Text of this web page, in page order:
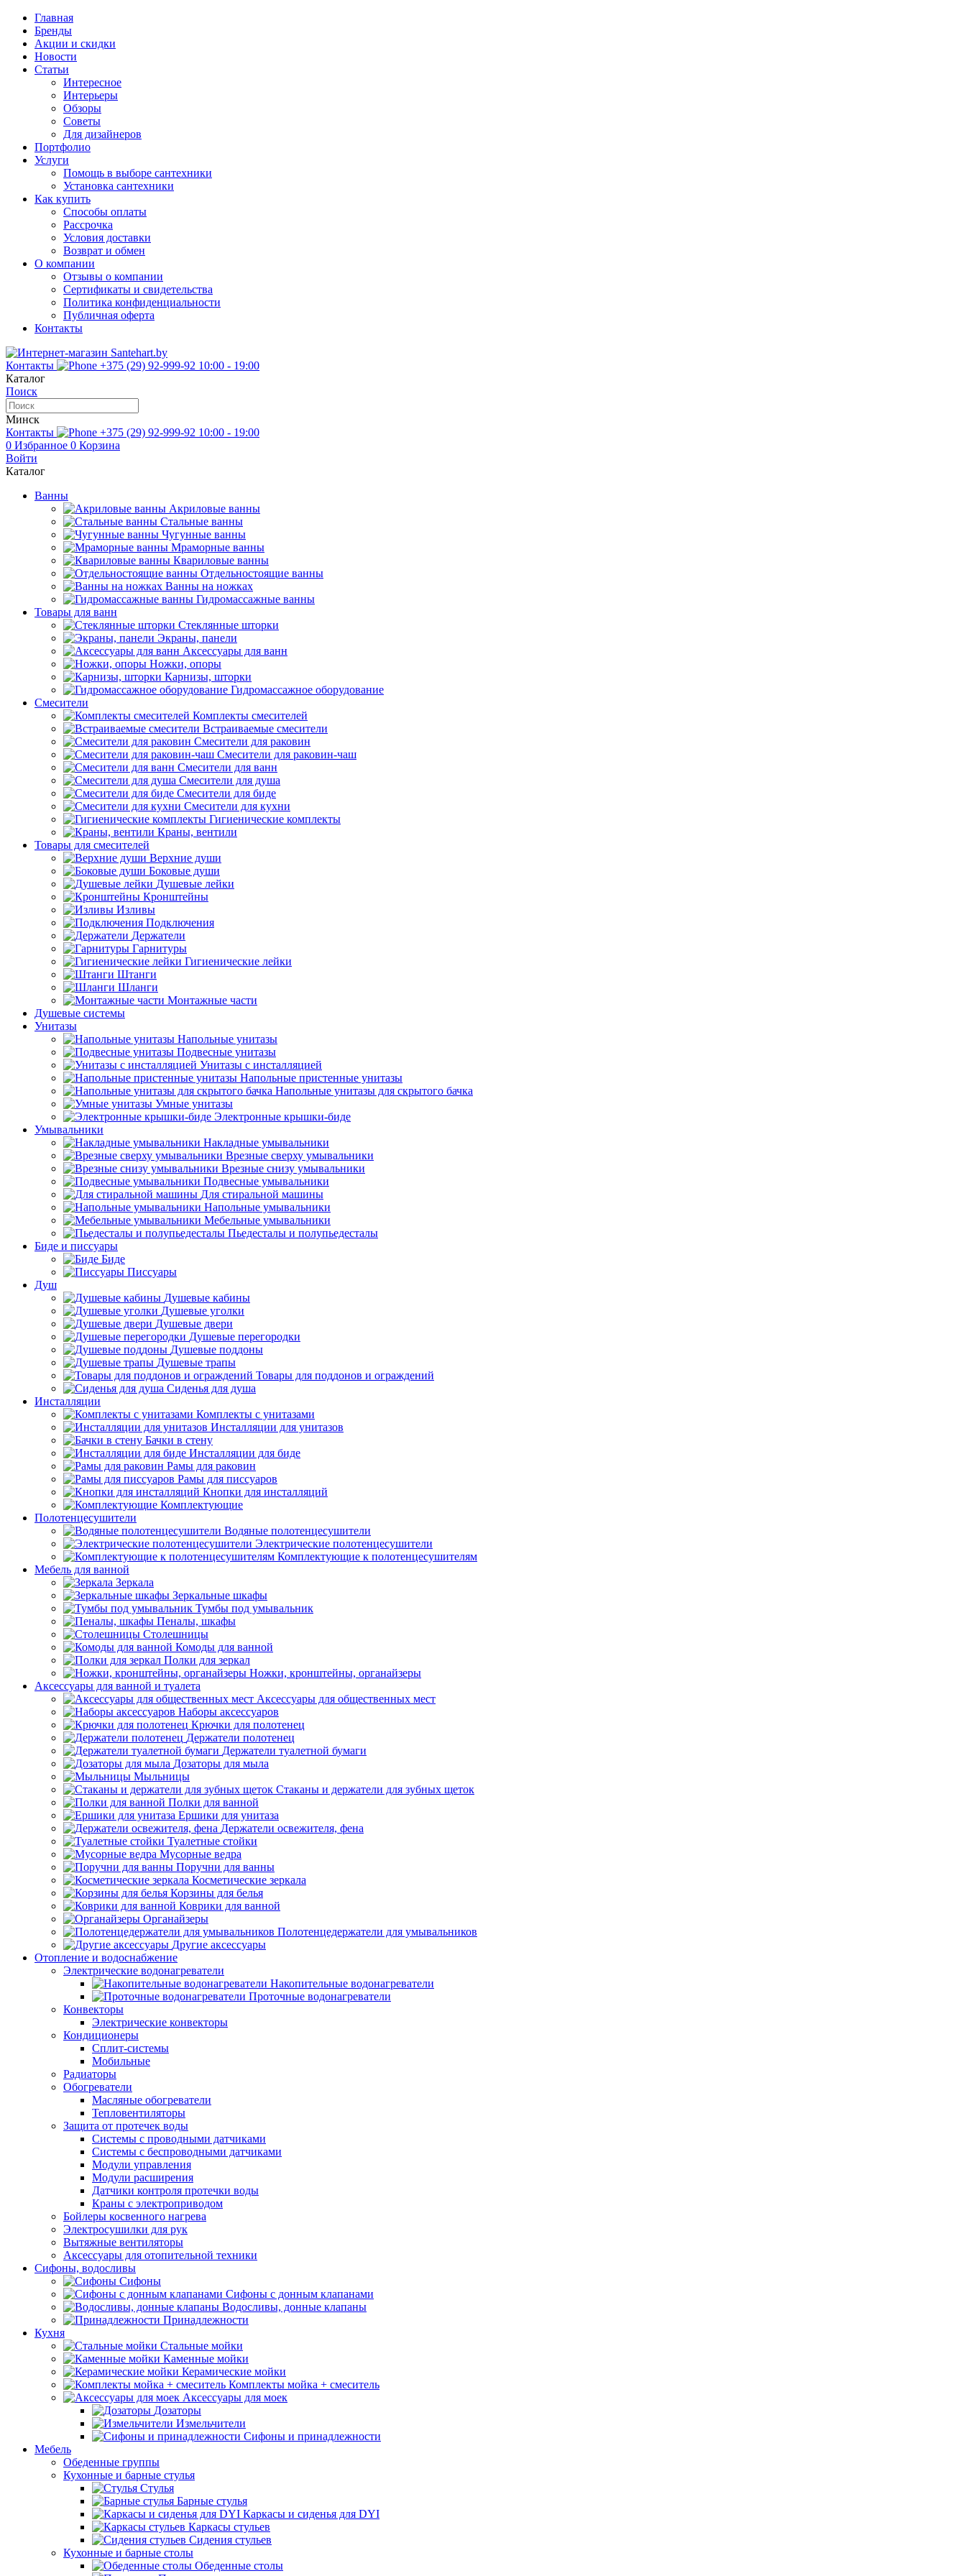
Главная
Бренды
Акции и скидки
Новости
Статьи
Интересное
Интерьеры
Обзоры
Советы
Для дизайнеров
Портфолио
Услуги
Помощь в выборе сантехники
Установка сантехники
Как купить
Способы оплаты
Рассрочка
Условия доставки
Возврат и обмен
О компании
Отзывы о компании
Сертификаты и свидетельства
Политика конфиденциальности
Публичная оферта
Контакты
Контакты +375 (29) 92-999-92 10:00 - 19:00
Каталог
Поиск
Минск
Контакты
+375 (29) 92-999-92 10:00 - 19:00
0 Избранное 0 Корзина
Войти
Каталог
Ванны
Акриловые ванны
Стальные ванны
Чугунные ванны
Мраморные ванны
Квариловые ванны
Отдельностоящие ванны
Ванны на ножках
Гидромассажные ванны
Товары для ванн
Стеклянные шторки
Экраны, панели
Аксессуары для ванн
Ножки, опоры
Карнизы, шторки
Гидромассажное оборудование
Смесители
Комплекты смесителей
Встраиваемые смесители
Смесители для раковин
Смесители для раковин-чаш
Смесители для ванн
Смесители для душа
Смесители для биде
Смесители для кухни
Гигиенические комплекты
Краны, вентили
Товары для смесителей
Верхние души
Боковые души
Душевые лейки
Кронштейны
Изливы
Подключения
Держатели
Гарнитуры
Гигиенические лейки
Штанги
Шланги
Монтажные части
Душевые системы
Унитазы
Напольные унитазы
Подвесные унитазы
Унитазы с инсталляцией
Напольные пристенные унитазы
Напольные унитазы для скрытого бачка
Умные унитазы
Электронные крышки-биде
Умывальники
Накладные умывальники
Врезные сверху умывальники
Врезные снизу умывальники
Подвесные умывальники
Для стиральной машины
Напольные умывальники
Мебельные умывальники
Пьедесталы и полупьедесталы
Биде и писсуары
Биде
Писсуары
Душ
Душевые кабины
Душевые уголки
Душевые двери
Душевые перегородки
Душевые поддоны
Душевые трапы
Товары для поддонов и ограждений
Сиденья для душа
Инсталляции
Комплекты с унитазами
Инсталляции для унитазов
Бачки в стену
Инсталляции для биде
Рамы для раковин
Рамы для писсуаров
Кнопки для инсталляций
Комплектующие
Полотенцесушители
Водяные полотенцесушители
Электрические полотенцесушители
Комплектующие к полотенцесушителям
Мебель для ванной
Зеркала
Зеркальные шкафы
Тумбы под умывальник
Пеналы, шкафы
Столешницы
Комоды для ванной
Полки для зеркал
Ножки, кронштейны, органайзеры
Аксессуары для ванной и туалета
Аксессуары для общественных мест
Наборы аксессуаров
Крючки для полотенец
Держатели полотенец
Держатели туалетной бумаги
Дозаторы для мыла
Мыльницы
Стаканы и держатели для зубных щеток
Полки для ванной
Ершики для унитаза
Держатели освежителя, фена
Туалетные стойки
Мусорные ведра
Поручни для ванны
Косметические зеркала
Корзины для белья
Коврики для ванной
Органайзеры
Полотенцедержатели для умывальников
Другие аксессуары
Отопление и водоснабжение
Электрические водонагреватели
Накопительные водонагреватели
Проточные водонагреватели
Конвекторы
Электрические конвекторы
Кондиционеры
Сплит-системы
Мобильные
Радиаторы
Обогреватели
Масляные обогреватели
Тепловентиляторы
Защита от протечек воды
Системы с проводными датчиками
Системы с беспроводными датчиками
Модули управления
Модули расширения
Датчики контроля протечки воды
Краны с электроприводом
Бойлеры косвенного нагрева
Электросушилки для рук
Вытяжные вентиляторы
Аксессуары для отопительной техники
Сифоны, водосливы
Сифоны
Сифоны с донным клапанами
Водосливы, донные клапаны
Принадлежности
Кухня
Стальные мойки
Каменные мойки
Керамические мойки
Комплекты мойка + смеситель
Аксессуары для моек
Дозаторы
Измельчители
Сифоны и принадлежности
Мебель
Обеденные группы
Кухонные и барные стулья
Стулья
Барные стулья
Каркасы и сиденья для DYI
Каркасы стульев
Сидения стульев
Кухонные и барные столы
Обеденные столы